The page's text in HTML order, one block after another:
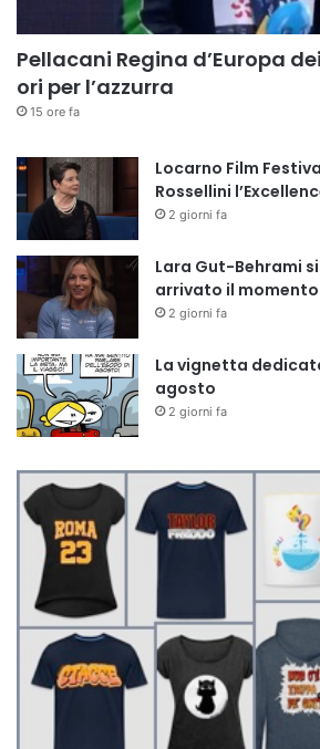
Pellacani Regina d’Europa
ori per l’azzurra
15 ore fa
Locarno Film
Rossellini
2 giorni fa
Lara Gut-Behrami
arrivato il
2 giorni fa
La vignetta
agosto
2 giorni fa